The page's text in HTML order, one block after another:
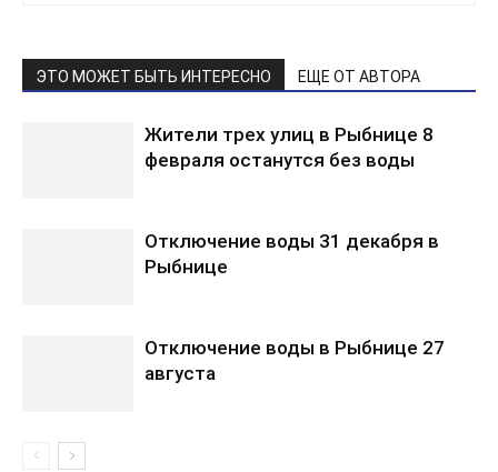
ЭТО МОЖЕТ БЫТЬ ИНТЕРЕСНО ЕЩЕ ОТ АВТОРА
Жители трех улиц в Рыбнице 8
февраля останутся без воды
Отключение воды 31 декабря в
Рыбнице
Отключение воды в Рыбнице 27
августа